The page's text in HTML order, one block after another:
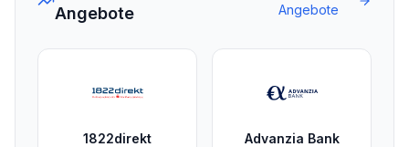
Angebote
Angebote
1822direkt
Advanzia Bank